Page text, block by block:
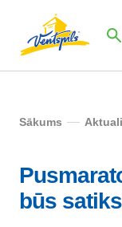
Sākums
būs